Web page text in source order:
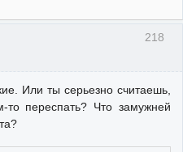
218
Или ты серьезно считаешь,
переспать? Что замужней